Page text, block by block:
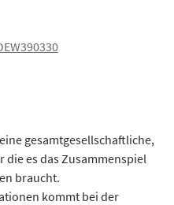
gesamtgesell­schaftliche,
es das Zusammenspiel
braucht.
kommt bei der